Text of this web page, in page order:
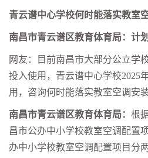
青云谱中心学校何时能落实教室
南昌市青云谱区教育体育局：计划
网友：目前南昌市大部分公立学
投入使用，青云谱中心学校2025
用，咨询何时能落实教室空调安装
南昌市青云谱区教育体育局： 根
昌市公办中小学校教室空调配置
办中小学校教室空调配置项目分